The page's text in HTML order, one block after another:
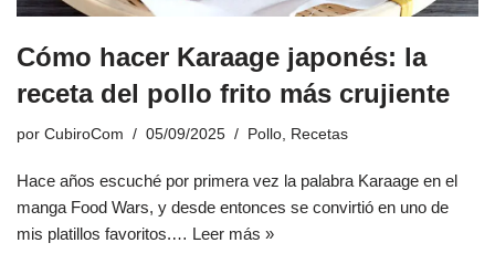
Cómo hacer Karaage japonés: la
receta del pollo frito más crujiente
por CubiroCom 05/09/2025 Pollo, Recetas
Hace años escuché por primera vez la palabra Karaage en el
manga Food Wars, y desde entonces se convirtió en uno de
mis platillos favoritos.… Leer más »